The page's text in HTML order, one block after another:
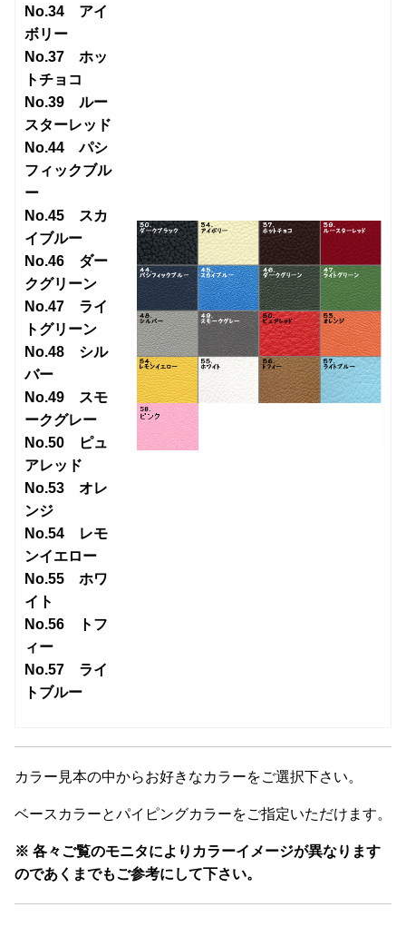
No.34 アイ
ボリー
No.37 ホッ
トチョコ
No.39 ルー
スターレッド
No.44 パシ
フィックブル
ー
No.45 スカ
イブルー
No.46 ダー
クグリーン
No.47 ライ
トグリーン
No.48 シル
バー
No.49 スモ
ークグレー
No.50 ピュ
アレッド
No.53 オレ
ンジ
No.54 レモ
ンイエロー
No.55 ホワ
イト
No.56 トフ
ィー
No.57 ライ
トブルー
カラー見本の中からお好きなカラーをご選択下さい。
ベースカラーとパイピングカラーをご指定いただけます。
※ 各々ご覧のモニタによりカラーイメージが異なります
のであくまでもご参考にして下さい。